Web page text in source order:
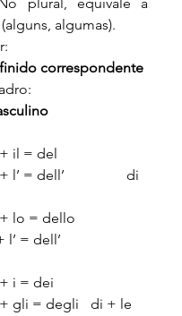
(alguns, algumas).
correspondente
+ il = del
l’ = dell’
+ i = dei